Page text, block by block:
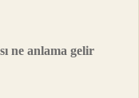
ne anlama gelir